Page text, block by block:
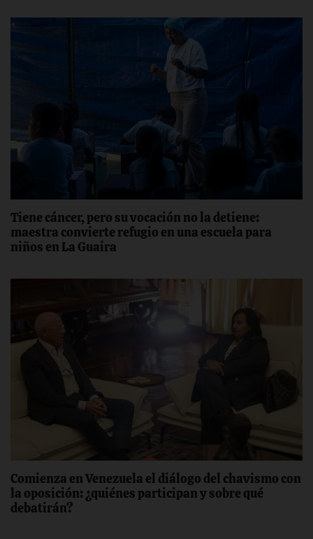
Tiene cáncer, pero su vocación no la detiene:
maestra convierte refugio en una escuela para
niños en La Guaira
Comienza en Venezuela el diálogo del chavismo con
la oposición: ¿quiénes participan y sobre qué
debatirán?